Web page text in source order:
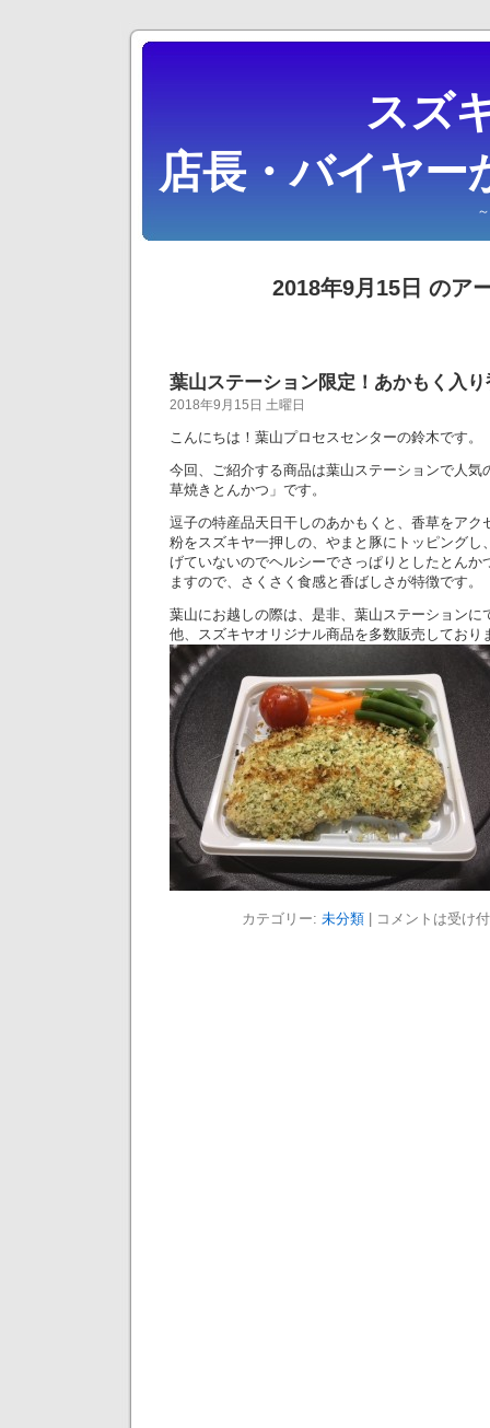
スズ
店長・バイヤー
2018年9月15日 のア
葉山ステーション限定！あかもく入
2018年9月15日 土曜日
こんにちは！葉山プロセスセンターの鈴木です。
今回、ご紹介する商品は葉山ステーションで人気
草焼きとんかつ」です。
逗子の特産品天日干しのあかもくと、香草をアク
粉をスズキヤ一押しの、やまと豚にトッピングし
げていないのでヘルシーでさっぱりとしたとんか
ますので、さくさく食感と香ばしさが特徴です。
葉山にお越しの際は、是非、葉山ステーションに
他、スズキヤオリジナル商品を多数販売しており
カテゴリー: 未分類 コメントは受け